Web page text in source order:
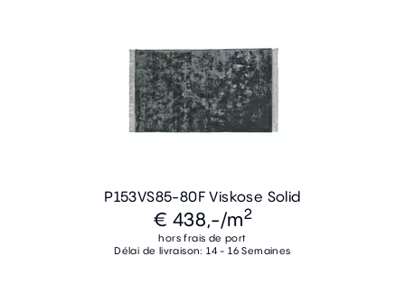
P153VS85-80F Viskose Solid
€ 438,-/m2
hors frais de port
Délai de livraison: 14 - 16 Semaines